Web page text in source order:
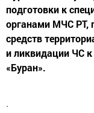
подготовки к
органами МЧС РТ,
средств
и ликвидации ЧС
«Буран».
.